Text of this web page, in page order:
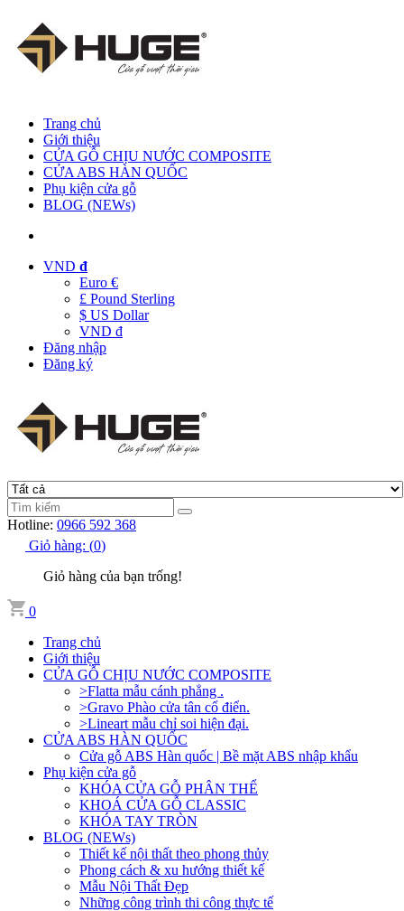
Trang chủ
Giới thiệu
CỬA GỖ CHỊU NƯỚC COMPOSITE
CỬA ABS HÀN QUỐC
Phụ kiện cửa gỗ
BLOG (NEWs)
VND đ
Euro €
£ Pound Sterling
$ US Dollar
VND đ
Đăng nhập
Đăng ký
Hotline: 0966 592 368
Giỏ hàng: (0)
Giỏ hàng của bạn trống!
0
Trang chủ
Giới thiệu
CỬA GỖ CHỊU NƯỚC COMPOSITE
>Flatta mẫu cánh phẳng .
>Gravo Phào cửa tân cổ điển.
>Lineart mẫu chỉ soi hiện đại.
CỬA ABS HÀN QUỐC
Cửa gỗ ABS Hàn quốc | Bề mặt ABS nhập khẩu
Phụ kiện cửa gỗ
KHÓA CỬA GỖ PHÂN THỂ
KHOÁ CỬA GỖ CLASSIC
KHÓA TAY TRÒN
BLOG (NEWs)
Thiết kế nội thất theo phong thủy
Phong cách & xu hướng thiết kế
Mẫu Nội Thất Đẹp
Những công trình thi công thực tế